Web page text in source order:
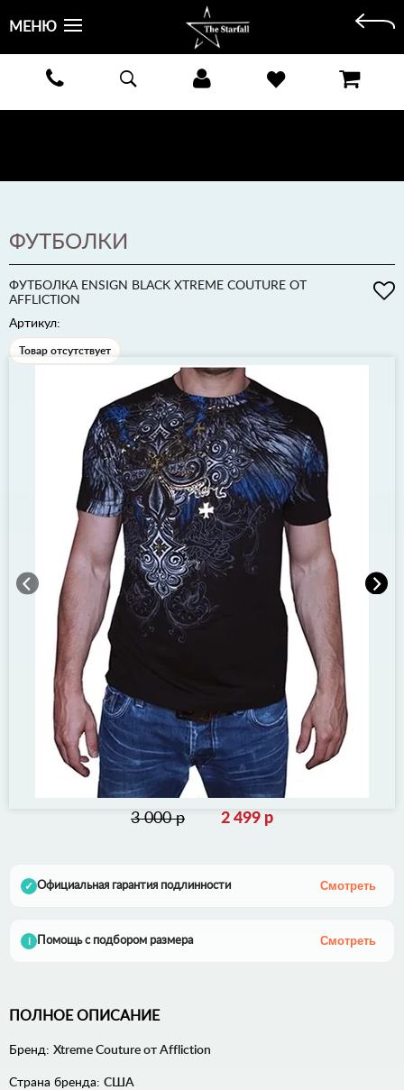
БЕСПЛАТНАЯ ДОСТАВКА КУРЬЕРОМ ИЛИ ПОЧТОЙ ПО ВСЕЙ РОССИИ! ОПЛАТА ПРИ ПОЛУЧЕНИИ
ПОДРОБНЕЕ >
МЕНЮ
ФУТБОЛКИ
ФУТБОЛКА ENSIGN BLACK XTREME COUTURE ОТ
AFFLICTION
Артикул:
Товар отсутствует
3 000 р 2 499 р
✓ Официальная гарантия подлинности Смотреть
i Помощь с подбором размера Смотреть
ПОЛНОЕ ОПИСАНИЕ
Бренд: Xtreme Couture от Affliction
Страна бренда: США